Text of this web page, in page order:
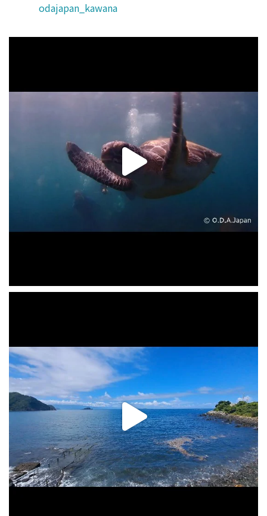
odajapan_kawana